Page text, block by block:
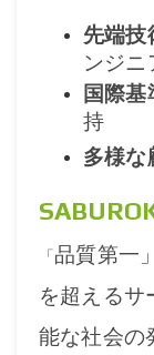
先端技
ンジニ
国際基
持
多様な
「 品質第一
を超えるサ
能な社会の